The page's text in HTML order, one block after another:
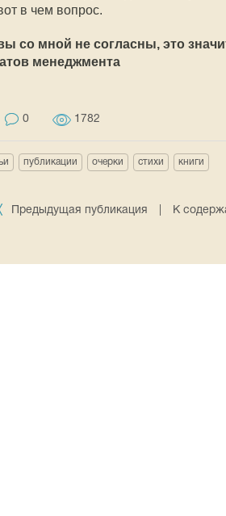
в чем вопрос.
со мной не согласны, это
менеджмента
0 1782
публикации очерки стихи книги
Предыдущая публикация К